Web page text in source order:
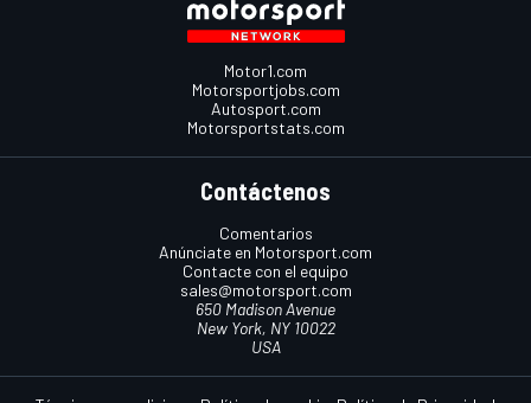
Motor1.com
Motorsportjobs.com
Autosport.com
Motorsportstats.com
Contáctenos
Comentarios
Anúnciate en Motorsport.com
Contacte con el equipo
sales@motorsport.com
650 Madison Avenue
New York, NY 10022
USA